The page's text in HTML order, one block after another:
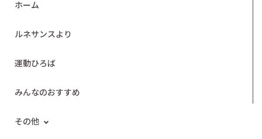
ホーム
ルネサンスより
運動ひろば
みんなのおすすめ
その他